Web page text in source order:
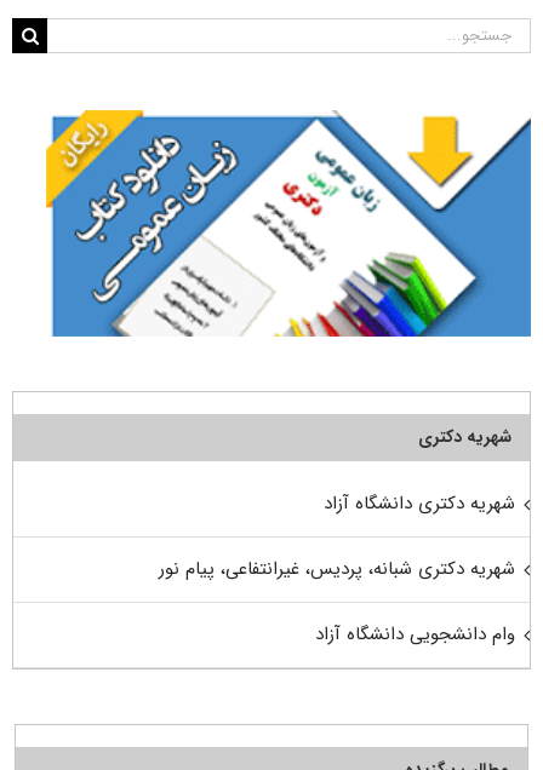
جستجو
شهریه دکتری
شهریه دکتری دانشگاه آزاد
شهریه دکتری شبانه، پردیس، غیرانتفاعی، پیام نور
وام دانشجویی دانشگاه آزاد